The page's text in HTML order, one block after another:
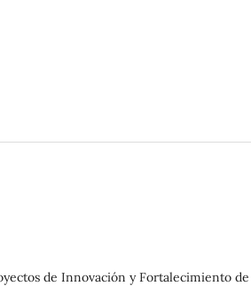
de Innovación y Fortalecimiento